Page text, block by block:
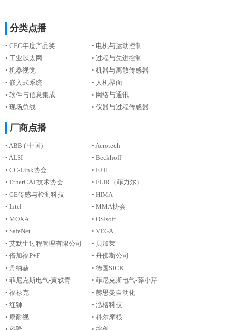
分类点播
• CEC年度产品奖
• 电机与运动控制
• 工业以太网
• 过程与先进控制
• 机器视觉
• 机器与离散传感器
• 嵌入式系统
• 人机界面
• 软件与信息集成
• 网络与通讯
• 现场总线
• 仪器与过程传感器
厂商点播
• ABB ( 中国)
• Aerotech
• ALSI
• Beckhoff
• CC-Link协会
• E+H
• EtherCAT技术协会
• FLIR（菲力尔）
• GE传感与检测科技
• HIMA
• Intel
• MMA协会
• MOXA
• OSIsoft
• SafeNet
• VEGA
• 艾默生过程管理有限公司
• 贝加莱
• 倍加福P+F
• 丹佛斯公司
• 丹纳赫
• 德国SICK
• 菲尼克斯电气-黄轶青
• 菲尼克斯电气-薛小芹
• 福禄克
• 赫思曼自动化
• 红狮
• 泓格科技
• 康耐视
• 科尔摩根